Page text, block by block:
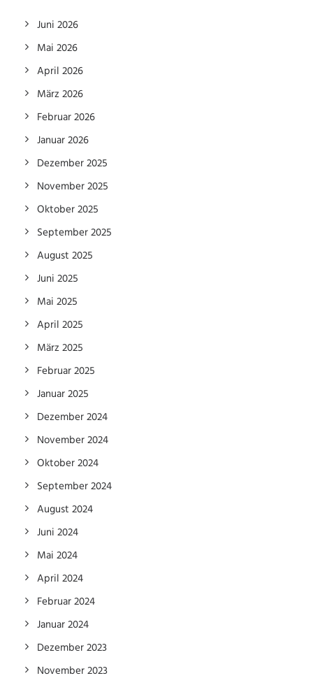
Juni 2026
Mai 2026
April 2026
März 2026
Februar 2026
Januar 2026
Dezember 2025
November 2025
Oktober 2025
September 2025
August 2025
Juni 2025
Mai 2025
April 2025
März 2025
Februar 2025
Januar 2025
Dezember 2024
November 2024
Oktober 2024
September 2024
August 2024
Juni 2024
Mai 2024
April 2024
Februar 2024
Januar 2024
Dezember 2023
November 2023